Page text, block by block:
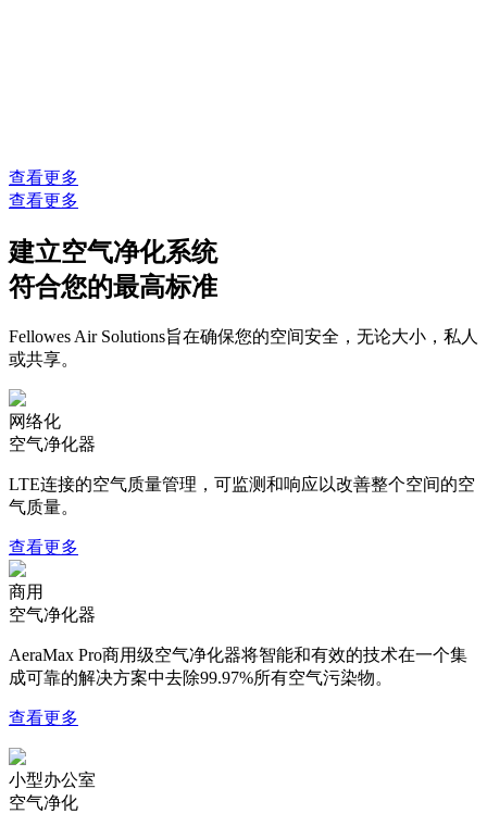
查看更多
查看更多
建立空气净化系统
符合您的最高标准
Fellowes Air Solutions旨在确保您的空间安全，无论大小，私人
或共享。
网络化
空气净化器
LTE连接的空气质量管理，可监测和响应以改善整个空间的空
气质量。
查看更多
商用
空气净化器
AeraMax Pro商用级空气净化器将智能和有效的技术在一个集
成可靠的解决方案中去除99.97%所有空气污染物。
查看更多
小型办公室
空气净化